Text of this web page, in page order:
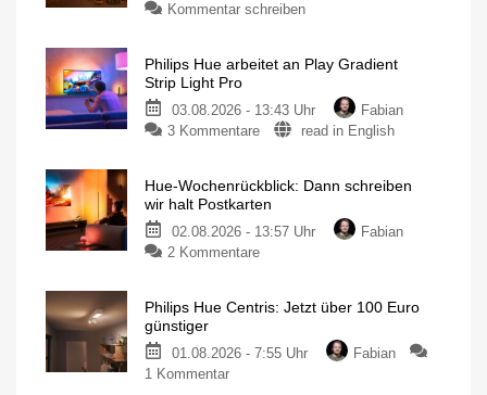
Kommentar schreiben
Philips Hue arbeitet an Play Gradient
Strip Light Pro
03.08.2026 - 13:43 Uhr
Fabian
3 Kommentare
read in English
Hue-Wochenrückblick: Dann schreiben
wir halt Postkarten
02.08.2026 - 13:57 Uhr
Fabian
2 Kommentare
Philips Hue Centris: Jetzt über 100 Euro
günstiger
01.08.2026 - 7:55 Uhr
Fabian
1 Kommentar